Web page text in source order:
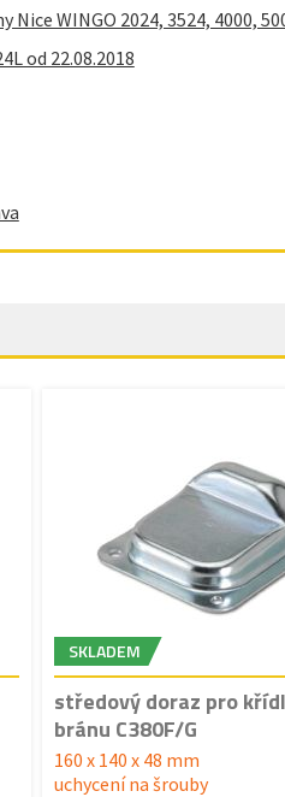
WINGO 2024, 3524, 4000,
od 22.08.2018
SKLADEM
středový doraz pro
bránu C380F/G
160 x 140 x 48 mm
uchycení na šrouby